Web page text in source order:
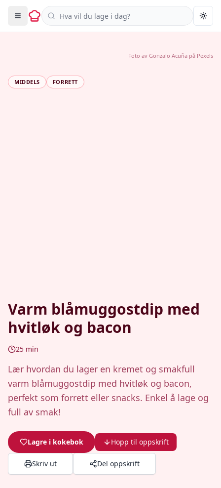
Søk i oppskrifter
MIDDELS FORRETT
Varm blåmuggostdip med
hvitløk og bacon
25 min
Lær hvordan du lager en kremet og smakfull
varm blåmuggostdip med hvitløk og bacon,
perfekt som forrett eller snacks. Enkel å lage og
full av smak!
Lagre i kokebok Hopp til oppskrift
Skriv ut Del oppskrift
Foto av Gonzalo Acuña på Pexels